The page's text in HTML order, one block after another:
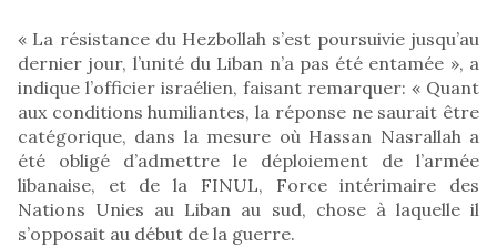
« La résistance du Hezbollah s’est poursuivie jusqu’au
dernier jour, l’unité du Liban n’a pas été entamée », a
indique l’officier israélien, faisant remarquer: « Quant
aux conditions humiliantes, la réponse ne saurait être
catégorique, dans la mesure où Hassan Nasrallah a
été obligé d’admettre le déploiement de l’armée
libanaise, et de la FINUL, Force intérimaire des
Nations Unies au Liban au sud, chose à laquelle il
s’opposait au début de la guerre.